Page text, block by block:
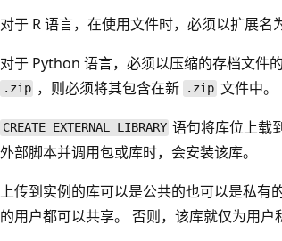
对于 R 语言，在使用文件时，必须以扩展名
对于 Python 语言，必须以压缩的存档文件
.zip ，则必须将其包含在新 .zip文件中。
CREATE EXTERNAL LIBRARY 语句将库位上载
外部脚本并调用包或库时，会安装该库。
上传到实例的库可以是公共的也可以是私有
的用户都可以共享。 否则，该库就仅为用户